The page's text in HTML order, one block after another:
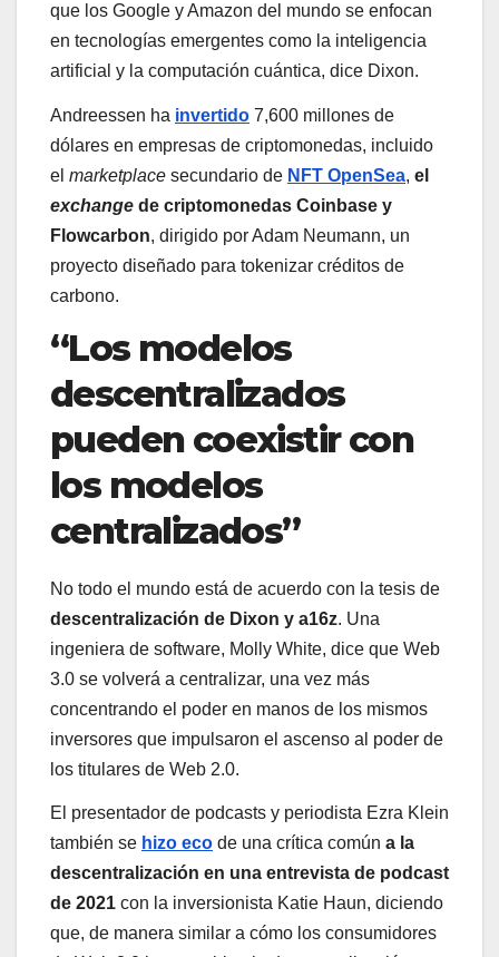
que los Google y Amazon del mundo se enfocan
en tecnologías emergentes como la inteligencia
artificial y la computación cuántica, dice Dixon.
Andreessen ha invertido 7,600 millones de
dólares en empresas de criptomonedas, incluido
el marketplace secundario de NFT OpenSea, el
exchange de criptomonedas Coinbase y
Flowcarbon, dirigido por Adam Neumann, un
proyecto diseñado para tokenizar créditos de
carbono.
“Los modelos
descentralizados
pueden coexistir con
los modelos
centralizados”
No todo el mundo está de acuerdo con la tesis de
descentralización de Dixon y a16z. Una
ingeniera de software, Molly White, dice que Web
3.0 se volverá a centralizar, una vez más
concentrando el poder en manos de los mismos
inversores que impulsaron el ascenso al poder de
los titulares de Web 2.0.
El presentador de podcasts y periodista Ezra Klein
también se hizo eco de una crítica común a la
descentralización en una entrevista de podcast
de 2021 con la inversionista Katie Haun, diciendo
que, de manera similar a cómo los consumidores